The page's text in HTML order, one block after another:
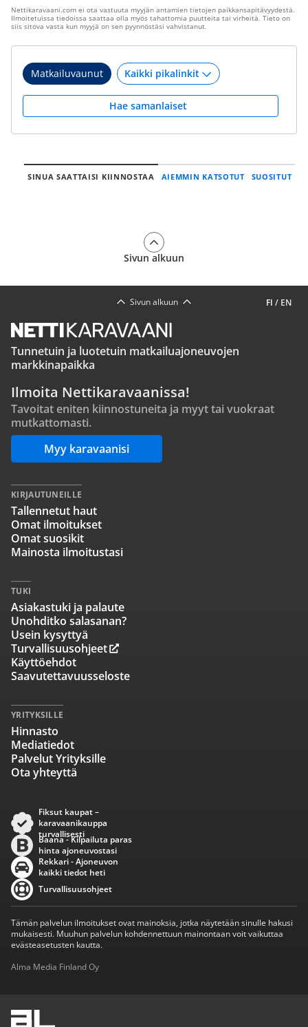
Nettikaravaani.com ei ota vastuuta myyjän antamien tietojen paikkansapitävyydestä.
Ilmoitetuissa tiedoissa saattaa olla myös tahattomia puutteita tai virheitä. Tieto on
siis sitova vasta kun myyjä on sen pyynnöstäsi vahvistanut.
Matkailuvaunut
Hae samanlaiset
SINUA SAATTAISI KIINNOSTAA AIEMMIN KATSOTUT SUOSITUT
Sivun alkuun
FI / EN
Sivun alkuun
Tunnetuin ja luotetuin matkailuajoneuvojen
markkinapaikka
Ilmoita Nettikaravaanissa!
Tavoitat eniten kiinnostuneita ja myyt tai vuokraat
mutkattomasti.
Myy karavaanisi
KIRJAUTUNEILLE
Tallennetut haut
Omat ilmoitukset
Omat suosikit
Mainosta ilmoitustasi
TUKI
Asiakastuki ja palaute
Unohditko salasanan?
Usein kysyttyä
Turvallisuusohjeet
Käyttöehdot
Saavutettavuusseloste
YRITYKSILLE
Hinnasto
Mediatiedot
Palvelut Yrityksille
Ota yhteyttä
Fiksut kaupat –
karavaanikauppa
turvallisesti
Baana - Kilpailuta paras
hinta ajoneuvostasi
Rekkari - Ajoneuvon
kaikki tiedot heti
Turvallisuusohjeet
Tämän palvelun ilmoitukset ovat mainoksia, jotka näytetään sinulle hakusi
mukaisesti. Muuhun palvelun kohdennettuun mainontaan voit vaikuttaa
evästeasetusten kautta.
Alma Media Finland Oy